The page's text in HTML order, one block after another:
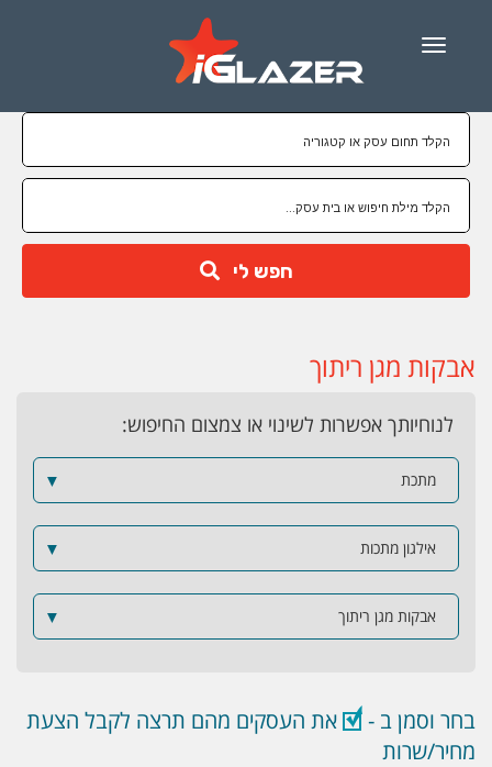
Menu
חפש לי
אבקות מגן ריתוך
לנוחיותך אפשרות לשינוי או צמצום החיפוש:
מתכת ▼
אילגון מתכות ▼
אבקות מגן ריתוך ▼
בחר וסמן ב -
את העסקים מהם תרצה לקבל הצעת
מחיר/שרות